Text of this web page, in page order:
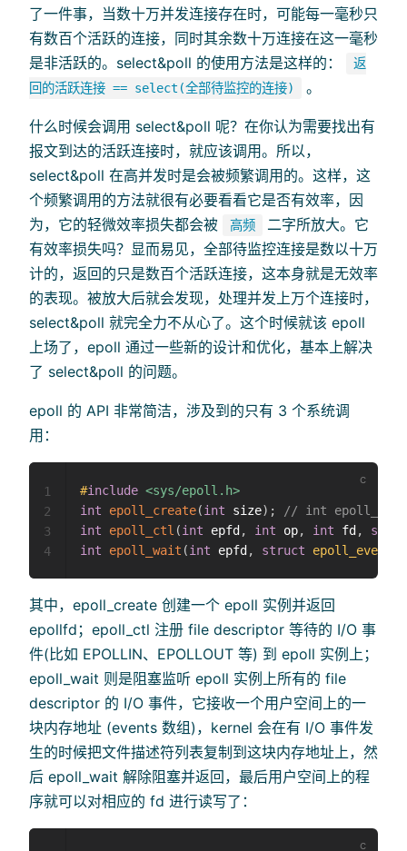
了一件事，当数十万并发连接存在时，可能每一毫秒只
有数百个活跃的连接，同时其余数十万连接在这一毫秒
是非活跃的。select&poll 的使用方法是这样的：
返
回的活跃连接 == select(全部待监控的连接)
。
什么时候会调用 select&poll 呢？在你认为需要找出有
报文到达的活跃连接时，就应该调用。所以，
select&poll 在高并发时是会被频繁调用的。这样，这
个频繁调用的方法就很有必要看看它是否有效率，因
为，它的轻微效率损失都会被
高频
二字所放大。它
有效率损失吗？显而易见，全部待监控连接是数以十万
计的，返回的只是数百个活跃连接，这本身就是无效率
的表现。被放大后就会发现，处理并发上万个连接时，
select&poll 就完全力不从心了。这个时候就该 epoll
上场了，epoll 通过一些新的设计和优化，基本上解决
了 select&poll 的问题。
epoll 的 API 非常简洁，涉及到的只有 3 个系统调
用：
#include <sys/epoll.h>
int
epoll_create(int size) ;
// int
int
epoll_ctl (int epfd , int op, int fd ,
int
epoll_wait (int epfd , struct epoll_event
1
2
3
4
其中，epoll_create 创建一个 epoll 实例并返回
epollfd；epoll_ctl 注册 file descriptor 等待的 I/O 事
件(比如 EPOLLIN、EPOLLOUT 等) 到 epoll 实例上；
epoll_wait 则是阻塞监听 epoll 实例上所有的 file
descriptor 的 I/O 事件，它接收一个用户空间上的一
块内存地址 (events 数组)，kernel 会在有 I/O 事件发
生的时候把文件描述符列表复制到这块内存地址上，然
后 epoll_wait 解除阻塞并返回，最后用户空间上的程
序就可以对相应的 fd 进行读写了：